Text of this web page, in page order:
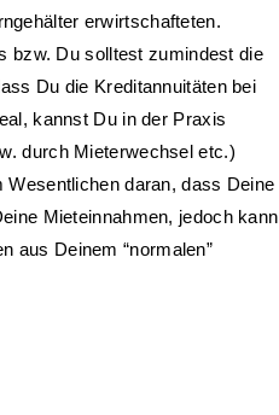
erwirtschafteten.
bzw. Du solltest zumindest die
Du die Kreditannuitäten bei
kannst Du in der Praxis
durch Mieterwechsel etc.)
daran, dass Deine
Mieteinnahmen, jedoch kann
aus Deinem “normalen”